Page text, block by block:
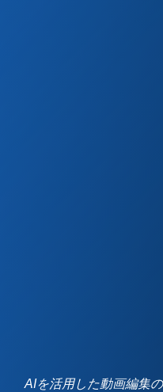
AIを活用した動画編集